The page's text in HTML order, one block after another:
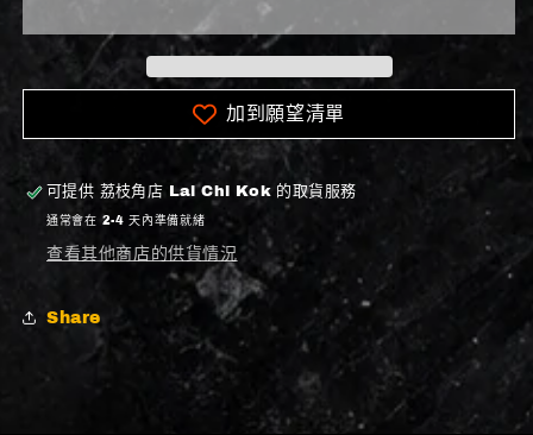
數
少
數
量
加
加到願望清單
可提供 荔枝角店 Lai Chi Kok 的取貨服務
通常會在 2-4 天內準備就緒
查看其他商店的供貨情況
Share